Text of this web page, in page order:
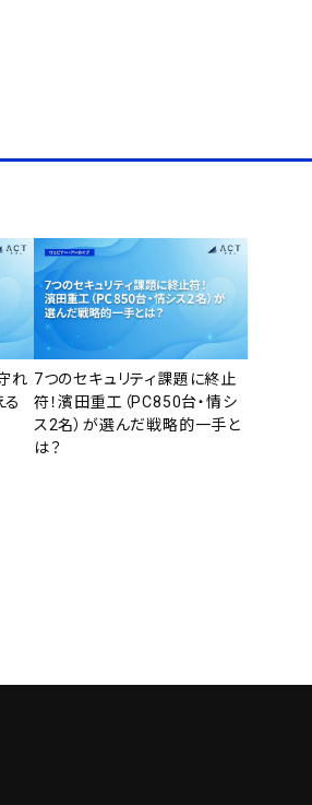
れ
る
7つのセキュリティ課題に終止
符！濱田重工（PC850台・情シ
ス2名）が選んだ戦略的一手と
は？